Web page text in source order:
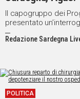
Il capogruppo dei
presentato
Nieddu. La questione
Commissione Sanità
Redazione Sardegna
POLITICA